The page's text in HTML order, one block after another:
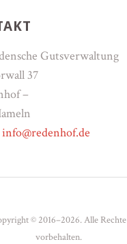
Gutsverwaltung
37
–
info@redenhof.de
© 2016–2026. Alle Rechte
vorbehalten.